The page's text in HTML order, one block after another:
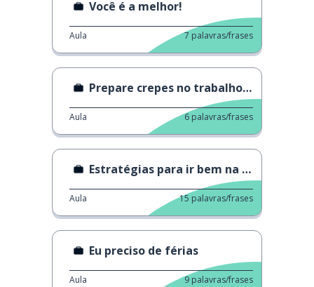
Você é a melhor!
Aula 7 palavras/frases
Prepare crepes no trabalho sem ninguem saber
Aula 6 palavras/frases
Estratégias para ir bem na entrevista
Aula 15 palavras/frases
Eu preciso de férias
Aula 9 palavras/frases